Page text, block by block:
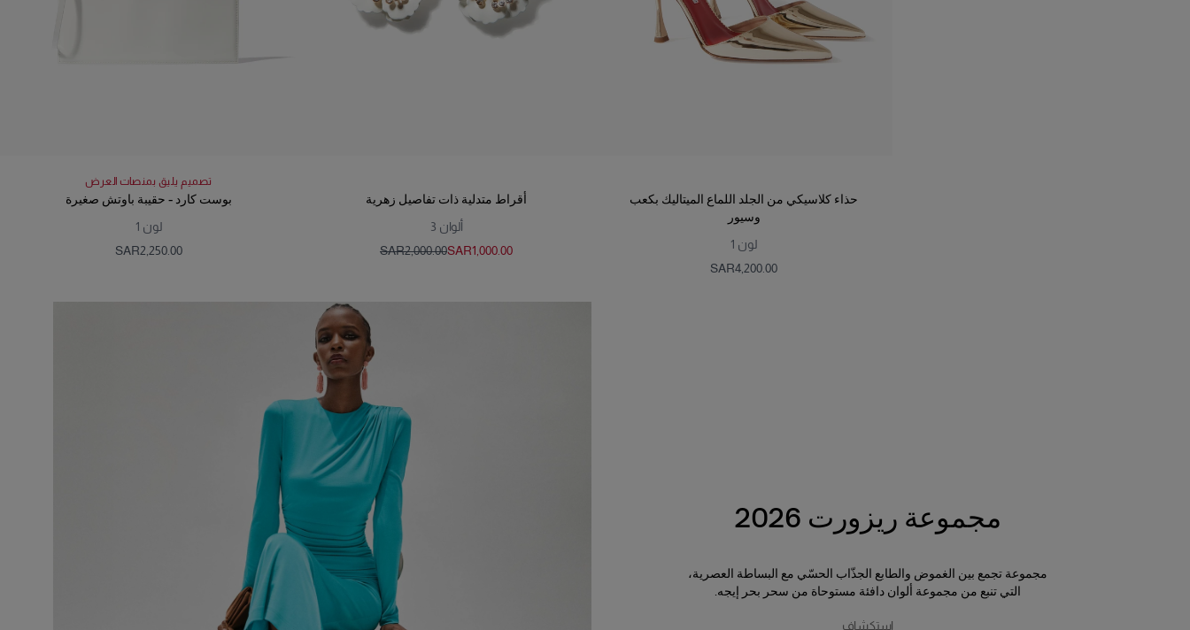
تصميم يليق بمنصات العرض
بوست كارد - حقيبة باوتش صغيرة
1 لون
SAR‌2,250.00
أقراط متدلية ذات تفاصيل زهرية
3 ألوان
SAR‌2,000.00SAR‌1,000.00
حذاء كلاسيكي من الجلد اللماع الميتاليك بكعب
وسيور
1 لون
SAR‌4,200.00
مجموعة ريزورت 2026
مجموعة تجمع بين الغموض والطابع الجذّاب الحسّي مع البساطة العصرية،
التي تنبع من مجموعة ألوان دافئة مستوحاة من سحر بحر إيجه.
استكشاف